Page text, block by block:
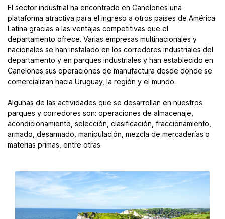
El sector industrial ha encontrado en Canelones una
plataforma atractiva para el ingreso a otros países de América
Latina gracias a las ventajas competitivas que el
departamento ofrece. Varias empresas multinacionales y
nacionales se han instalado en los corredores industriales del
departamento y en parques industriales y han establecido en
Canelones sus operaciones de manufactura desde donde se
comercializan hacia Uruguay, la región y el mundo.
Algunas de las actividades que se desarrollan en nuestros
parques y corredores son: operaciones de almacenaje,
acondicionamiento, selección, clasificación, fraccionamiento,
armado, desarmado, manipulación, mezcla de mercaderías o
materias primas, entre otras.